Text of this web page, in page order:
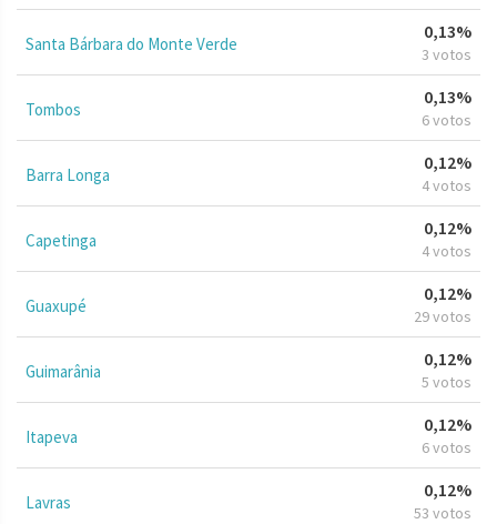
Santa Bárbara do Monte Verde
0,13%
3 votos
Tombos
0,13%
6 votos
Barra Longa
0,12%
4 votos
Capetinga
0,12%
4 votos
Guaxupé
0,12%
29 votos
Guimarânia
0,12%
5 votos
Itapeva
0,12%
6 votos
Lavras
0,12%
53 votos